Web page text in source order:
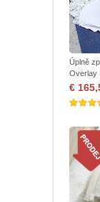
Úplně
Overlay
€